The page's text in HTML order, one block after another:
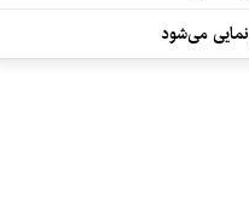
می‌شود